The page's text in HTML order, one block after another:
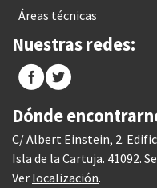
Áreas técnicas
Nuestras redes:
Dónde
C/ Albert Einstein, 2.
Isla de la Cartuja. 41092.
Ver localización.